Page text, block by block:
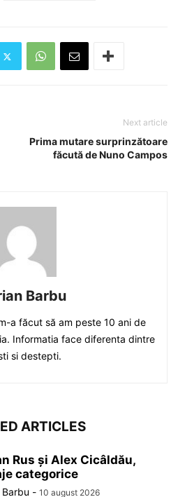
Next article
Prima mutare surprinzătoare
făcută de Nuno Campos
Barbu
a făcut să am peste 10 ani de
Informatia face diferenta dintre
si destepti.
ARTICLES
Rus și Alex Cicâldău,
categorice
- 10 august 2026